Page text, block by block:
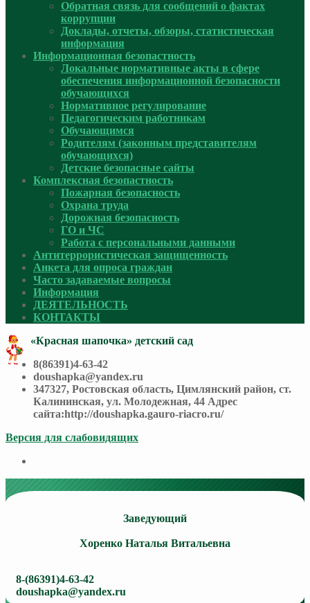
Обратная связь для сообщений о фактах
коррупции
Доклады, отчеты, обзоры, статистическая
информация
Информационная безопастность
Локальные нормативные акты в сфере
обеспечения информационной безопасности
обучающихся
Нормативное регулирование
Педагогическим работникам
Обучающимся
Родителям (законным представителям
обучающихся)
Детские безопасные сайты
Комплексная безопастность
Пожарная безопасность
Охрана труда
Дорожная безопасность
ГО и ЧС
Работа с персональными данными
Антитеррористическая защищенность
Анкета для опроса граждан
Часто задаваемые вопросы
Информация
ДЕЯТЕЛЬНОСТЬ
КОНТАКТЫ
«Красная шапочка» детский сад
8(86391)4-63-42
doushapka@yandex.ru
347327, Ростовская область, Цимлянский район, ст.
Калининская, ул. Молодежная, 44 Адрес
сайта:http://doushapka.gauro-riacro.ru/
Версия для слабовидящих
Заведующий
Хоренко Наталья Витальевна
8-(86391)4-63-42
doushapka@yandex.ru